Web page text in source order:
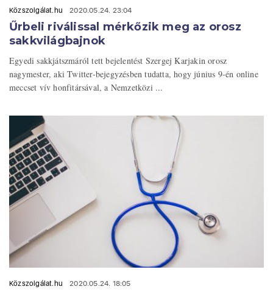
Közszolgálat.hu 2020.05.24. 23:04
Űrbeli riválissal mérkőzik meg az orosz
sakkvilágbajnok
Egyedi sakkjátszmáról tett bejelentést Szergej Karjakin orosz
nagymester, aki Twitter-bejegyzésben tudatta, hogy június 9-én online
meccset vív honfitársával, a Nemzetközi ...
Közszolgálat.hu 2020.05.24. 18:05